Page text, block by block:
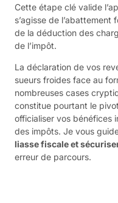
Cette étape clé valide
s’agisse de
de la déduction des
de l’impôt.
La déclaration de vos
sueurs froides face au
nombreuses cases
constitue pourtant le
officialiser vos bénéfices
des impôts. Je vous
liasse fiscale et
erreur de parcours.